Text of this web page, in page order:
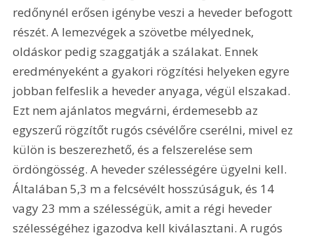
redőnynél erősen igénybe veszi a heveder befogott
részét. A lemezvégek a szövetbe mélyednek,
oldáskor pedig szaggatják a szálakat. Ennek
eredményeként a gyakori rögzítési helyeken egyre
jobban felfeslik a heveder anyaga, végül elszakad.
Ezt nem ajánlatos megvárni, érdemesebb az
egyszerű rögzítőt rugós csévélőre cserélni, mivel ez
külön is beszerezhető, és a felszerelése sem
ördöngösség. A heveder szélességére ügyelni kell.
Általában 5,3 m a felcsévélt hosszúságuk, és 14
vagy 23 mm a szélességük, amit a régi heveder
szélességéhez igazodva kell kiválasztani. A rugós